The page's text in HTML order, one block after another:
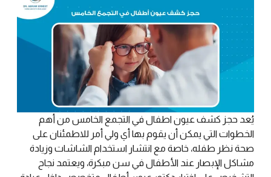
يُعد حجز كشف عيون اطفال في التجمع الخامس من أهم
الخطوات التي يمكن أن يقوم بها أي ولي أمر للاطمئنان على
صحة نظر طفله، خاصة مع انتشار استخدام الشاشات وزيادة
مشاكل الإبصار عند الأطفال في سن مبكرة، ويعتمد نجاح